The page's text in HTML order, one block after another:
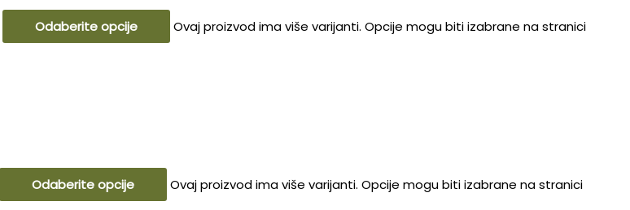
Odaberite opcije
Ovaj proizvod ima više varijanti. Opcije mogu biti izabrane na stranici
Odaberite opcije
Ovaj proizvod ima više varijanti. Opcije mogu biti izabrane na stranici